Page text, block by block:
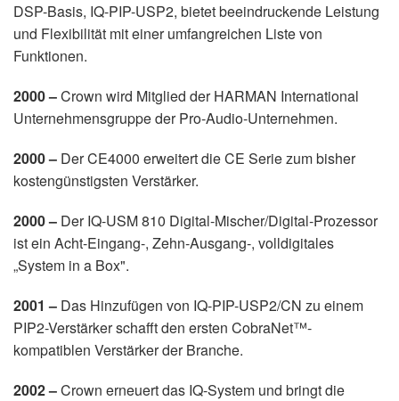
DSP-Basis, IQ-PIP-USP2, bietet beeindruckende Leistung
und Flexibilität mit einer umfangreichen Liste von
Funktionen.
2000 –Crown wird Mitglied der HARMAN International
Unternehmensgruppe der Pro-Audio-Unternehmen.
2000 – Der CE4000 erweitert die CE Serie zum bisher
kostengünstigsten Verstärker.
2000 – Der IQ-USM 810 Digital-Mischer/Digital-Prozessor
ist ein Acht-Eingang-, Zehn-Ausgang-, volldigitales
„System in a Box".
2001 – Das Hinzufügen von IQ-PIP-USP2/CN zu einem
PIP2-Verstärker schafft den ersten CobraNet™-
kompatiblen Verstärker der Branche.
2002 –Crown erneuert das IQ-System und bringt die